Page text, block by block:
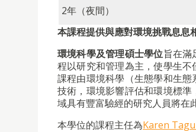
2年 （夜間）
本課程提供與應對環境挑戰息息
環境科學及管理碩士學位旨在
程以研究和管理為主，使學生
課程由環境科學（生態學和生
技術，環境影響評估和環境標
域具有豐富驗經的研究人員將在
本學位的課程主任為Karen